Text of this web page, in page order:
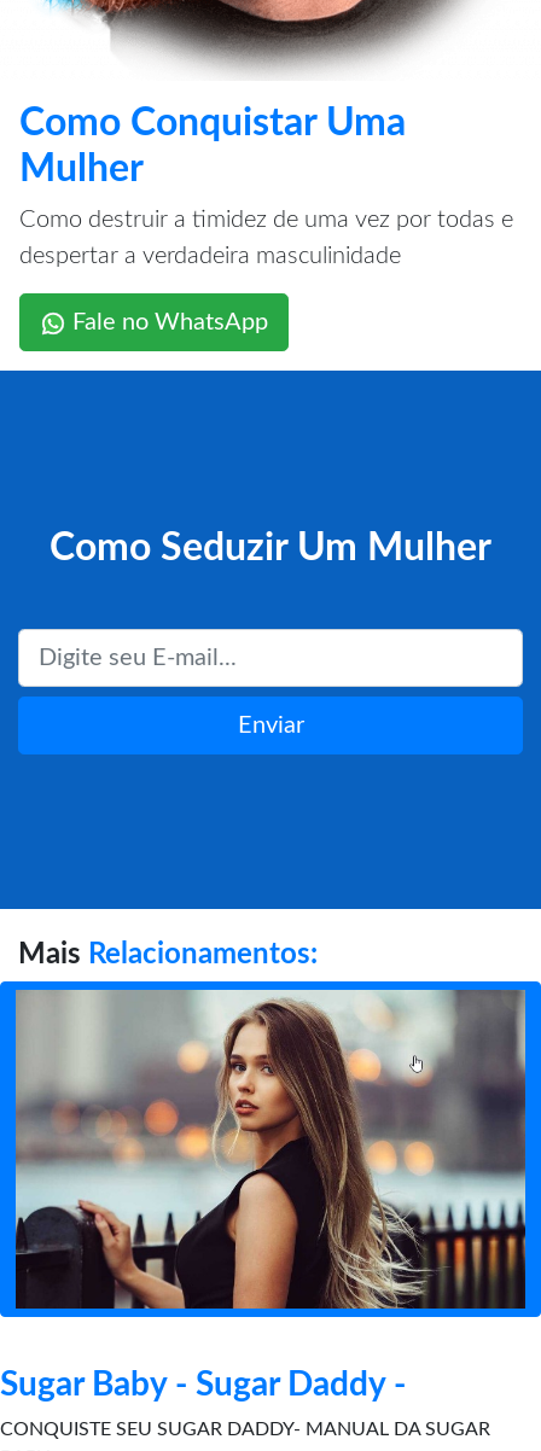
Como Conquistar Uma
Mulher
Como destruir a timidez de uma vez por todas e
despertar a verdadeira masculinidade
Fale no WhatsApp
Como Seduzir Um Mulher
Enviar
Mais Relacionamentos:
Sugar Baby - Sugar Daddy -
CONQUISTE SEU SUGAR DADDY- MANUAL DA SUGAR